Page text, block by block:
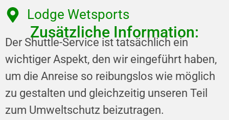
Lodge Wetsports
Zusätzliche Information:
Der Shuttle-Service ist tatsächlich ein
wichtiger Aspekt, den wir eingeführt haben,
um die Anreise so reibungslos wie möglich
zu gestalten und gleichzeitig unseren Teil
zum Umweltschutz beizutragen.